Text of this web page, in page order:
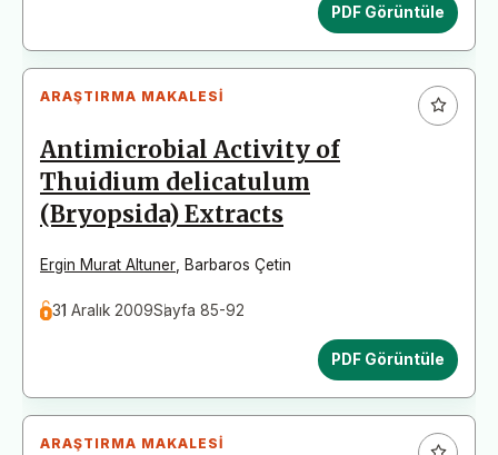
PDF Görüntüle
ARAŞTIRMA MAKALESI
Antimicrobial Activity of
Thuidium delicatulum
(Bryopsida) Extracts
Ergin Murat Altuner Barbaros Çetin
31 Aralık 2009Sayfa 85-92
PDF Görüntüle
ARAŞTIRMA MAKALESI